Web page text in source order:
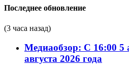
Последнее обновление
(3 часа назад)
Медиаобзор: С 16:00 5
августа 2026 года